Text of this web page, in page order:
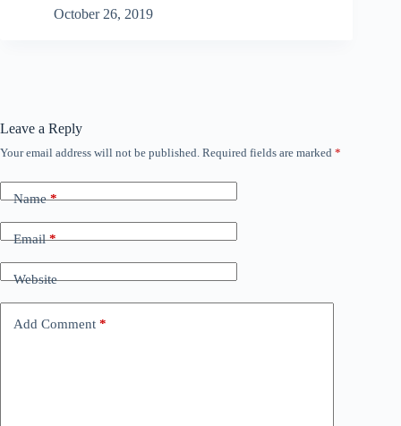
October 26, 2019
Leave a Reply
Your email address will not be published. Required fields are marked *
Name*
Email*
Website
Add Comment *